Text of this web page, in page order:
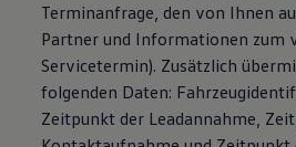
Terminanfrage, den von Ihnen
Partner und Informationen zum
Servicetermin). Zusätzlich
folgenden Daten:
Zeitpunkt der Leadannahme,